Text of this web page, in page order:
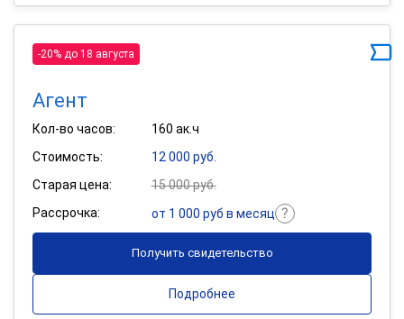
-20% до 18 августа
Агент
Кол-во часов:
160 ак.ч
Стоимость:
12 000 руб.
Старая цена:
15 000 руб.
Рассрочка:
от 1 000 руб в месяц
Получить свидетельство
Подробнее